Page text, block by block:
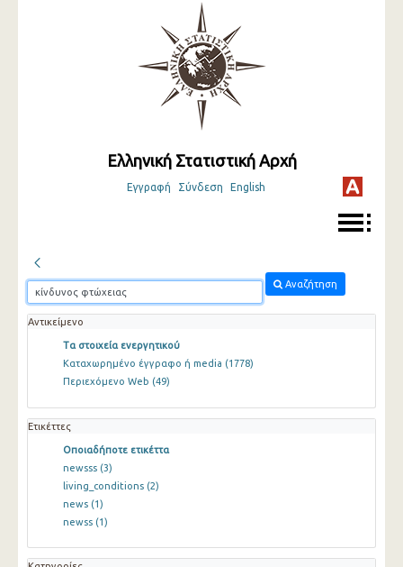
Ελληνική Στατιστική Αρχή
Εγγραφή Σύνδεση English
Αναζήτηση
Αντικείμενο
Τα στοιχεία ενεργητικού
Καταχωρημένο έγγραφο ή media (1778)
Περιεχόμενο Web (49)
Ετικέττες
Οποιαδήποτε ετικέττα
newsss (3)
living_conditions (2)
news (1)
newss (1)